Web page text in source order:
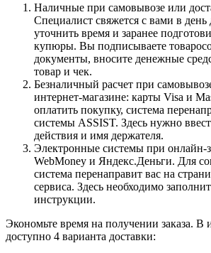
Наличные при самовывозе или
Специалист свяжется с вами в день
уточнить время и заранее
купюры. Вы подписываете
документы, вносите денежные
товар и чек.
Безналичный расчет при
интернет-магазине: карты Visa и
оплатить покупку, система
системы ASSIST. Здесь нужно
действия и имя держателя.
Электронные системы при онлайн-
WebMoney и Яндекс.Деньги. Для
система перенаправит вас на
сервиса. Здесь необходимо
инструкции.
Экономьте время на получении заказа. В
доступно 4 варианта доставки: